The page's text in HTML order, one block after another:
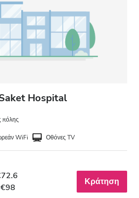
B
C
Hospital
πόλης
WiFi Οθόνες TV
Κράτηση